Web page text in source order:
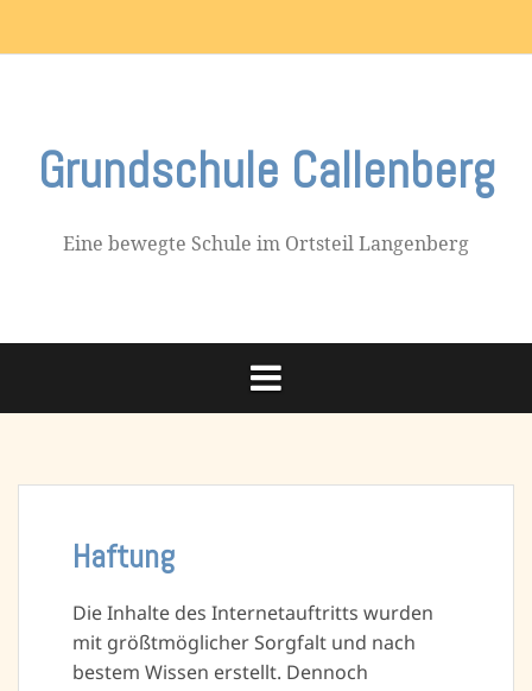
Grundschule Callenberg
Eine bewegte Schule im Ortsteil Langenberg
Haftung
Die Inhalte des Internetauftritts wurden
mit größtmöglicher Sorgfalt und nach
bestem Wissen erstellt. Dennoch